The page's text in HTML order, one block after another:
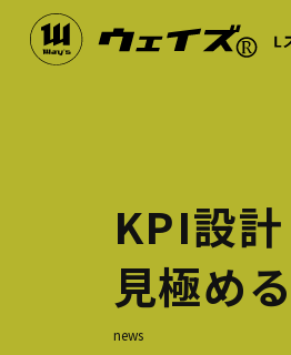
KPI設
見極める
news